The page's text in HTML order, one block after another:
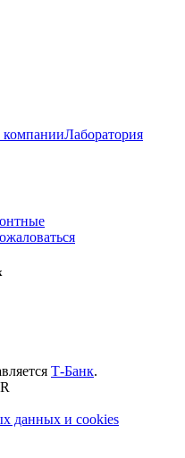
Лаборатория
Т-Банк.
данных и cookies